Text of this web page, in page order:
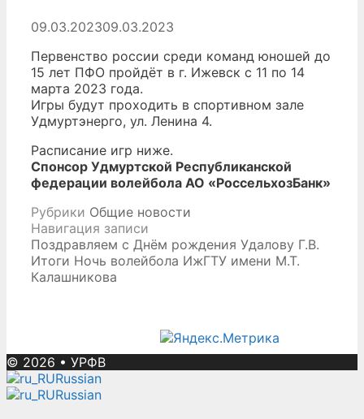
09.03.202309.03.2023
Первенство россии среди команд юношей до
15 лет ПФО пройдёт в г. Ижевск с 11 по 14
марта 2023 года.
Игры будут проходить в спортивном зале
Удмуртэнерго, ул. Ленина 4.
Расписание игр ниже.
Спонсор Удмуртской Республиканской
федерации волейбола АО «РоссельхозБанк»
Рубрики Общие новости
Навигация записи
Поздравляем с Днём рождения Удалову Г.В.
Итоги Ночь волейбола ИжГТУ имени М.Т.
Калашникова
© 2026 • УРФВ
Russian
Russian